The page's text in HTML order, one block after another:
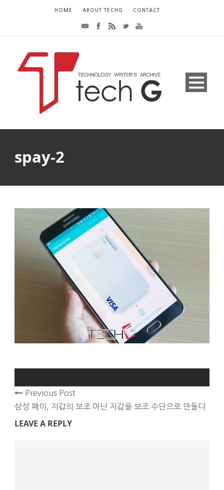
HOME ABOUT TECHG CONTACT
spay-2
Previous Post
삼성 페이, 지갑의 보조 아닌 지갑을 보조 수단으로 만들다
LEAVE A REPLY